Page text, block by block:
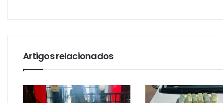
Artigos relacionados